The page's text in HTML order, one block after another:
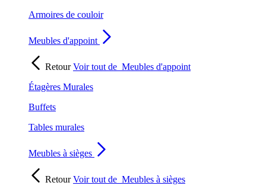
Armoires de couloir
Meubles d'appoint
RetourVoir tout de Meubles d'appoint
Étagères Murales
Buffets
Tables murales
Meubles à sièges
RetourVoir tout de Meubles à sièges